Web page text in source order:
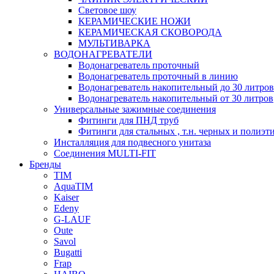
Световое шоу
КЕРАМИЧЕСКИЕ НОЖИ
КЕРАМИЧЕСКАЯ СКОВОРОДА
МУЛЬТИВАРКА
ВОДОНАГРЕВАТЕЛИ
Водонагреватель проточный
Водонагреватель проточный в линию
Водонагреватель накопительный до 30 литров
Водонагреватель накопительный от 30 литров
Универсальные зажимные соединения
Фитинги для ПНД труб
Фитинги для стальных , т.н. черных и
Инсталляция для подвесного унитаза
Соединения MULTI-FIT
Бренды
TIM
AquaTIM
Kaiser
Edeny
G-LAUF
Oute
Savol
Bugatti
Frap